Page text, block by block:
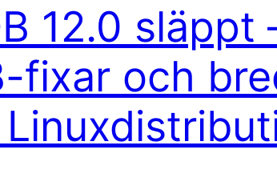
12.0 släppt
fixar och